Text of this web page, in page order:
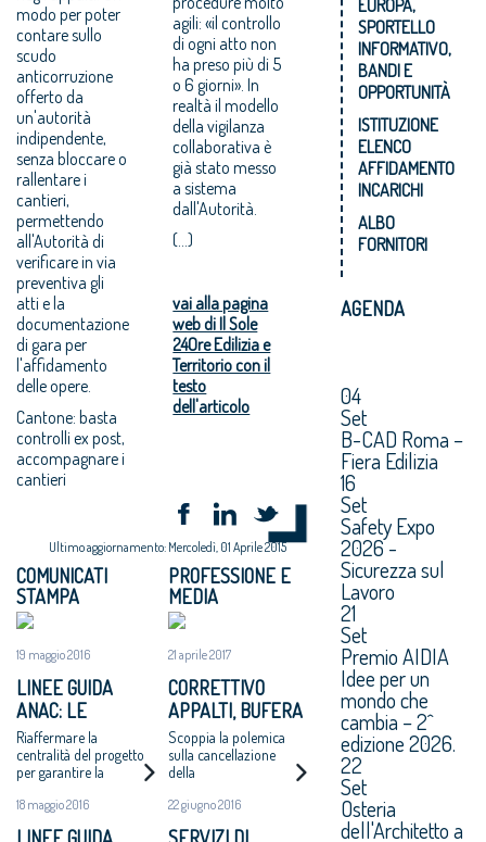
modo per poter
contare sullo
scudo
anticorruzione
offerto da
un'autorità
indipendente,
senza bloccare o
rallentare i
cantieri,
permettendo
all'Autorità di
verificare in via
preventiva gli
atti e la
documentazione
di gara per
l'affidamento
delle opere.
Cantone: basta
controlli ex post,
accompagnare i
cantieri
agili: «il controllo
di ogni atto non
ha preso più di 5
o 6 giorni». In
realtà il modello
della vigilanza
collaborativa è
già stato messo
a sistema
dall'Autorità.
(...)
vai alla pagina
web di Il Sole
24Ore Edilizia e
Territorio con il
testo
dell'articolo
Ultimo aggiornamento: Mercoledì, 01 Aprile 2015
COMUNICATI
STAMPA
19 maggio 2016
LINEE GUIDA
ANAC: LE
PROPOSTE DEL
CONSIGLIO
NAZIONALE
ARCHITETTI
Riaffermare la
centralità del progetto
per garantire la
pubbliche e, più in
18 maggio 2016
PROFESSIONE E
MEDIA
21 aprile 2017
CORRETTIVO
APPALTI, BUFERA
SUL TAGLIO AI
POTERI DI
CANTONE.
GENTILONI:
RIMEDIEREMO
Scoppia la polemica
sulla cancellazione
della
vincolante». Ma
22 giugno 2016
EUROPA,
SPORTELLO
INFORMATIVO,
BANDI E
OPPORTUNITÀ
ISTITUZIONE
ELENCO
AFFIDAMENTO
INCARICHI
ALBO
FORNITORI
AGENDA
04
Set
B-CAD Roma –
Fiera Edilizia
16
Set
Safety Expo
2026 -
Sicurezza sul
Lavoro
21
Set
Premio AIDIA
Idee per un
mondo che
cambia – 2^
edizione 2026.
22
Set
Osteria
dell'Architetto a